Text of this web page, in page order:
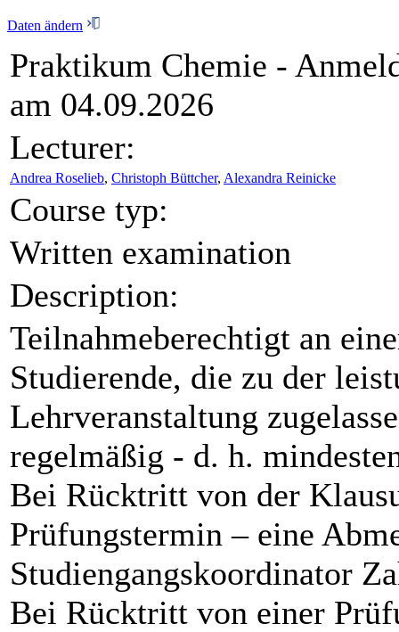
Daten ändern
Praktikum Chemie -
am 04.09.2026
Lecturer:
Andrea Roselieb, Christoph Büttcher, Alexandra Reinicke
Course typ:
Written examination
Description:
Teilnahmeberechtigt an
Studierende, die zu der
Lehrveranstaltung
regelmäßig - d. h.
Bei Rücktritt von der
Prüfungstermin – eine
Studiengangskoordinator
Bei Rücktritt von einer